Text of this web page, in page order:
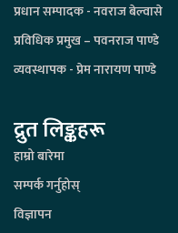
प्रधान सम्पादक - नवराज बेल्वासे
प्रविधिक प्रमुख – पवनराज पाण्डे
व्यवस्थापक - प्रेम नारायण पाण्डे
द्रुत लिङ्कहरू
हाम्रो बारेमा
सम्पर्क गर्नुहोस्
विज्ञापन